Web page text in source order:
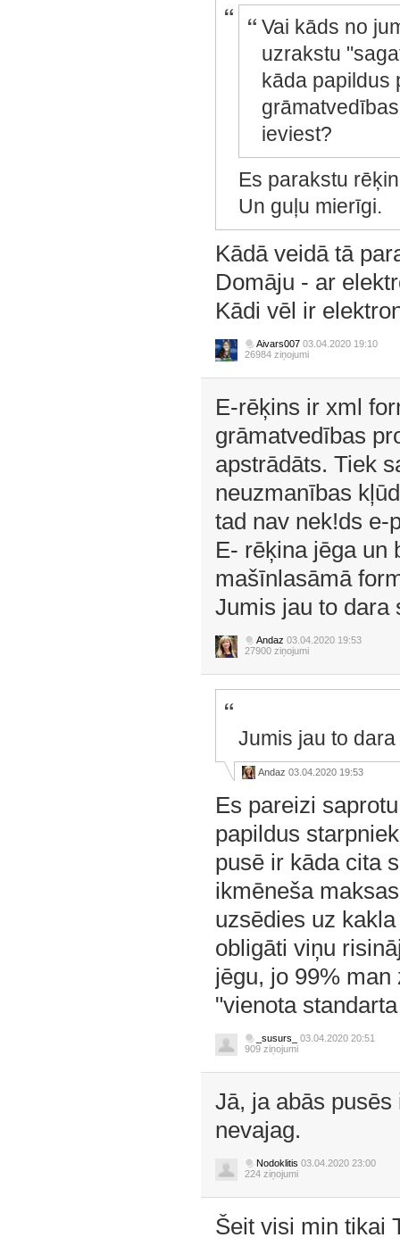
Vai kāds no
uzrakstu
kāda papildus
ieviest?
Es parakstu
Un guļu mierīgi.
Kādā veidā tā
Domāju - ar
Kādi vēl ir
Aivars007 03.04.2020 19:10
26984 ziņojumi
E-rēķins ir xml
grāmatvedības
apstrādāts. Tiek
neuzmanības
tad nav nek!ds e-
E- rēķina jēga un
mašīnlasāmā
Jumis jau to dara
Andaz 03.04.2020 19:53
27900 ziņojumi
Jumis jau to
Andaz 03.04.2020 19:53
Es pareizi
papildus
pusē ir kāda cita
ikmēneša
uzsēdies uz
obligāti viņu
jēgu, jo 99%
"vienota
_susurs_
03.04.2020 20:51
909 ziņojumi
Jā, ja abās
nevajag.
Nodoklitis 03.04.2020 23:00
224 ziņojumi
Šeit visi min tikai